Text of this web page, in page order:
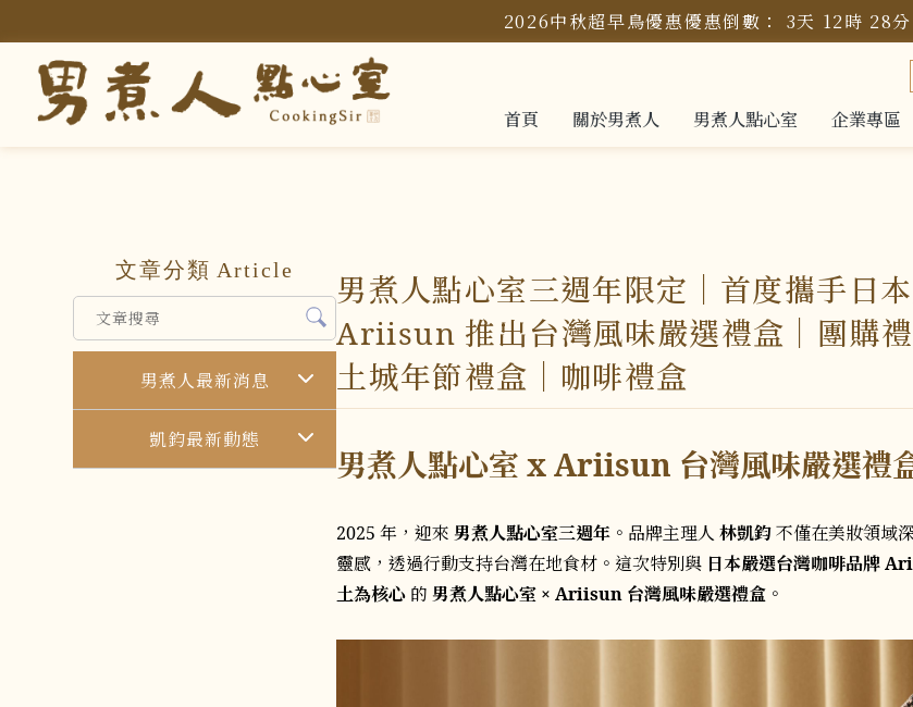
2026中秋超早鳥優惠優惠倒數： 3天 12時 28
首頁
關於男煮人
男煮人點心室
企業專區
文章分類 Article
男煮人最新消息
凱鈞最新動態
男煮人點心室三週年限定｜首度攜手日
Ariisun 推出台灣風味嚴選禮盒｜團購禮
土城年節禮盒｜咖啡禮盒
男煮人點心室 x Ariisun 台灣風味嚴選禮
2025 年，迎來 男煮人點心室三週年 。品牌主理人林凱鈞不僅在美妝領域
靈感，透過行動支持台灣在地食材。這次特別與 日本嚴選台灣咖啡品牌
土為核心 的 男煮人點心室 × Ariisun 台灣風味嚴選禮盒 。